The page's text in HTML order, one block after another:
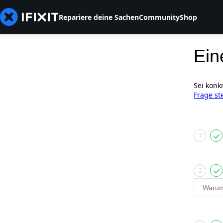
Repariere deine SachenCommunityShop
Sei
Frage
1
2